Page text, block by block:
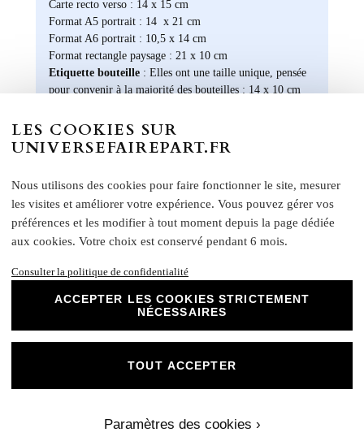
Carte recto verso : 14 x 15 cm
Format A5 portrait : 14 x 21 cm
Format A6 portrait : 10,5 x 14 cm
Format rectangle paysage : 21 x 10 cm
Etiquette bouteille: Elles ont une taille unique, pensée
pour convenir à la majorité des bouteilles : 14 x 10 cm
Notre papier Mat Supérieur sont le choix
parfait pour des faire-part de mariage, des
remerciements et bien plus encore. Optez
pour ce papier de haute qualité pour un
résultat impeccable qui ravira vos invités et
marquera l'élégance de vos évènements
créativité et personnalisez nos papiers Mat
et inoubliables.
Chez Universe Faire-part, nous mettons
d'exception qui répondent à vos attentes les
plus exigeantes. Faites confiance à notre
accompagner dans la réalisation de vos
LES COOKIES SUR
UNIVERSEFAIREPART.FR
Nous utilisons des cookies pour faire fonctionner le site, mesurer
les visites et améliorer votre expérience. Vous pouvez gérer vos
préférences et les modifier à tout moment depuis la page dédiée
aux cookies. Votre choix est conservé pendant 6 mois.
Consulter la politique de confidentialité
ACCEPTER LES COOKIES STRICTEMENT
NÉCESSAIRES
Paramètres des cookies ›
TOUT ACCEPTER